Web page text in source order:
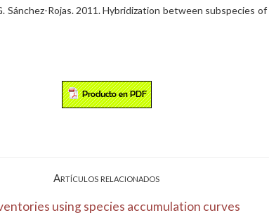
Sánchez-Rojas. 2011. Hybridization between subspecies
Artículos relacionados
using species accumulation curves